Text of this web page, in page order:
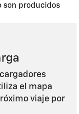
son producidos
el mapa
viaje por